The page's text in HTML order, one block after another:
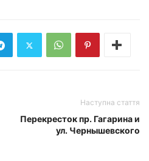
Наступна стаття
Перекресток пр. Гагарина и
ул. Чернышевского